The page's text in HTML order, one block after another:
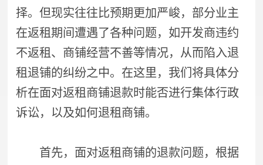
择。但现实往往比预期更加严峻，部分业主
在返租期间遭遇了各种问题，如开发商违约
不返租、商铺经营不善等情况，从而陷入退
租退铺的纠纷之中。在这里，我们将具体分
析在面对返租商铺退款时能否进行集体行政
诉讼，以及如何退租商铺。
首先，面对返租商铺的退款问题，根据